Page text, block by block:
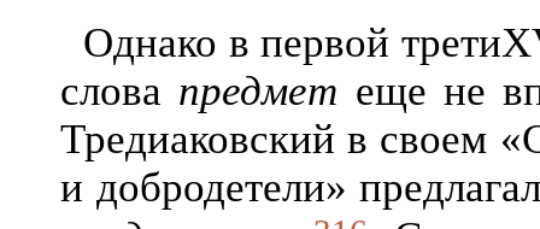
Однако в первой трети
слова предмет еще не
Тредиаковский в своем
и добродетели»